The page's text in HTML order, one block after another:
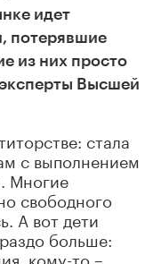
идет
потерявшие
из них просто
Высшей
стала
с выполнением
Многие
свободного
А вот дети
больше:
кому-то –